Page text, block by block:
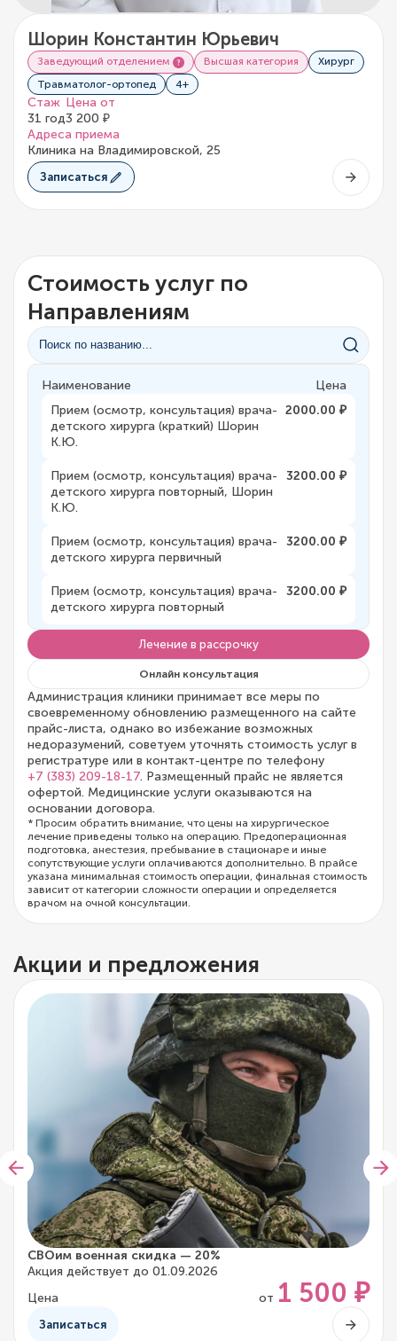
Шорин Константин Юрьевич
Заведующий отделением Высшая категория
Хирург
Травматолог-ортопед
4+
Стаж
31 год
Цена от
3 200 ₽
Адреса приема
Клиника на Владимировской, 25
Записаться
Стоимость услуг по
Направлениям
Наименование
Цена
Прием (осмотр, консультация) врача-
детского хирурга (краткий) Шорин
К.Ю.
2000.00 ₽
Прием (осмотр, консультация) врача-
детского хирурга повторный, Шорин
К.Ю.
3200.00 ₽
Прием (осмотр, консультация) врача-
детского хирурга первичный
3200.00 ₽
Прием (осмотр, консультация) врача-
детского хирурга повторный
3200.00 ₽
Лечение в рассрочку
Онлайн консультация
Администрация клиники принимает все меры по
своевременному обновлению размещенного на сайте
прайс-листа, однако во избежание возможных
недоразумений, советуем уточнять стоимость услуг в
регистратуре или в контакт-центре по телефону
+7 (383) 209-18-17. Размещенный прайс не является
офертой. Медицинские услуги оказываются на
основании договора.
* Просим обратить внимание, что цены на хирургическое
лечение приведены только на операцию. Предоперационная
подготовка, анестезия, пребывание в стационаре и иные
сопутствующие услуги оплачиваются дополнительно. В прайсе
указана минимальная стоимость операции, финальная стоимость
зависит от категории сложности операции и определяется
врачом на очной консультации.
Акции и предложения
СВОим военная скидка — 20%
Акция действует до 01.09.2026
Цена
от 1 500 ₽
Записаться